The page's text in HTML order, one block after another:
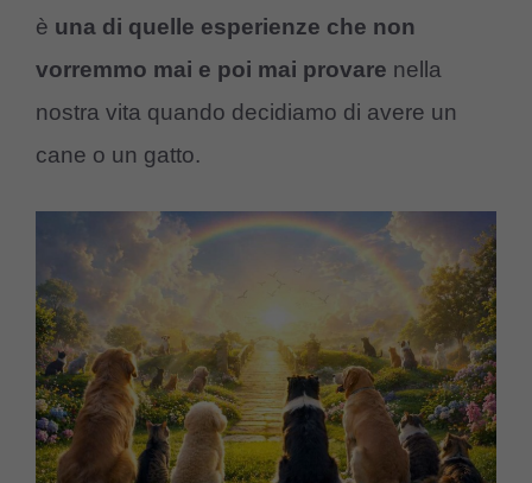
è una di quelle esperienze che non
vorremmo mai e poi mai provare nella
nostra vita quando decidiamo di avere un
cane o un gatto.